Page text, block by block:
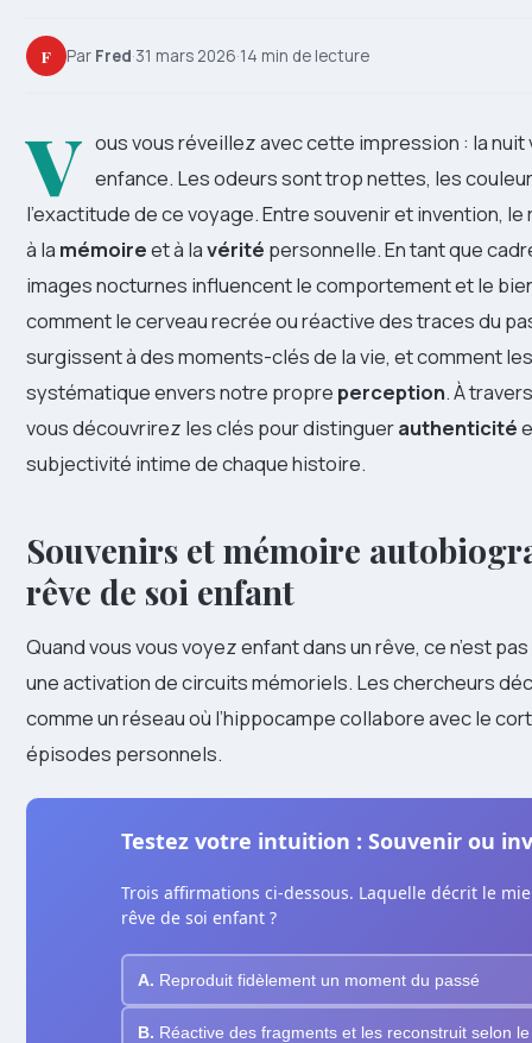
F Par Fred·31 mars 2026·14 min de lecture
V ous vous réveillez avec cette impression : la
enfance. Les odeurs sont trop nettes, les
l’exactitude de ce voyage. Entre souvenir et invention,
à la mémoireet à lavérité personnelle. En tant que
images nocturnes influencent le comportement et le
comment le cerveau recrée ou réactive des traces du
surgissent à des moments-clés de la vie, et comment
systématique envers notre propre perception. À
vous découvrirez les clés pour distinguerauthenticité
subjectivité intime de chaque histoire.
Souvenirs et mémoire
rêve de soi enfant
Quand vous vous voyez enfant dans un rêve, ce n’est
une activation de circuits mémoriels. Les chercheurs
comme un réseau où l’hippocampe collabore avec le
épisodes personnels.
Testez votre intuition : Souvenir ou
Trois affirmations ci-dessous. Laquelle décrit le
rêve de soi enfant ?
A. Reproduit fidèlement un moment du passé
B. Réactive des fragments et les reconstruit selon